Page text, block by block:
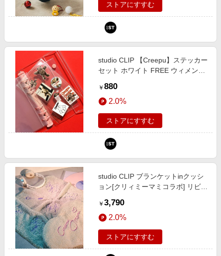
ストアにすすむ
studio CLIP 【Creepu】ステッカー
セット ホワイト FREE ウィメンズ
and ST アンドエスティ（旧ドット
エスティ）
￥ 880
2.0%
ストアにすすむ
studio CLIP ブランケットinクッシ
ョン[クリィミーマミコラボ] リビン
タジオクリップ 811161 and ST ア
ンドエスティ（旧ドットエスティ）
￥ 3,790
2.0%
ストアにすすむ